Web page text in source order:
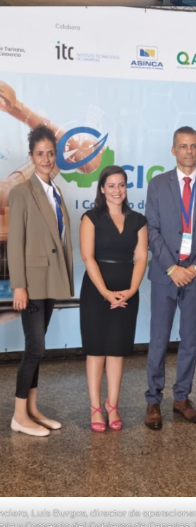
Luis Burgos, director de